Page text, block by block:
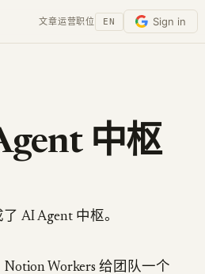
文章运营职位 EN Sign in
中枢
AI Agent 中枢。
Workers 给团队一个